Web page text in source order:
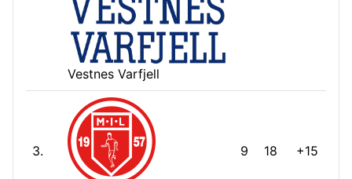
Vestnes Varfjell
3. 9 18 +15